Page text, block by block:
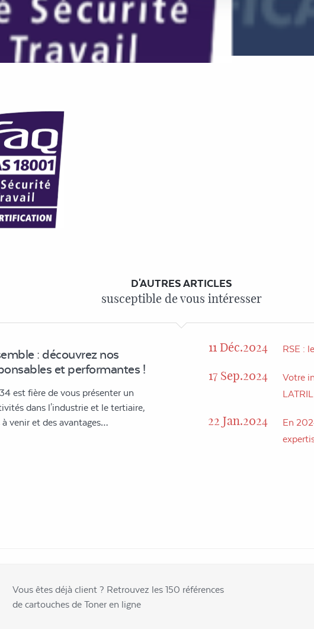
D'AUTRES ARTICLES
susceptible de vous intéresser
: découvrez nos
et performantes !
est fière de vous présenter un
dans l'industrie et le tertiaire,
venir et des avantages…
11 Déc.2024 RSE :
17 Sep.2024
Votre
22 Jan.2024
En
Vous êtes déjà client ? Retrouvez les 150 références
de cartouches de Toner en ligne